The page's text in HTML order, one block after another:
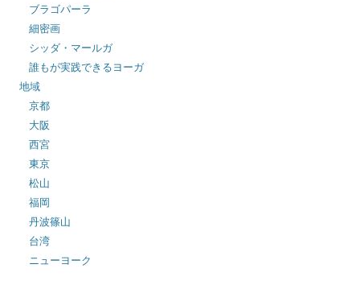
ブラゴパーラ
細密画
シッダ・マールガ
誰もが実践できるヨーガ
地域
京都
大阪
西宮
東京
松山
福岡
丹波篠山
台湾
ニューヨーク